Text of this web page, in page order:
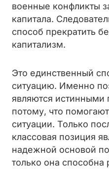
военные конфликты
капитала.
способ прекратить
капитализм.
Это единственный
ситуацию. Именно
являются истинными
потому, что
ситуации. Только
классовая позиция
надежной основой
только она способна